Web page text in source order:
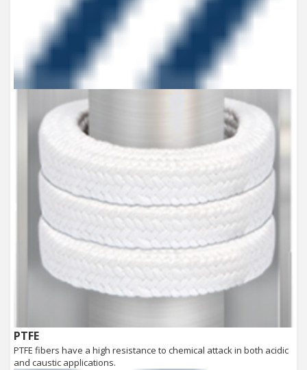
PTFE
PTFE fibers have a high resistance to chemical attack in both acidic
and caustic applications.